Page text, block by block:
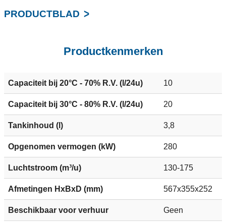
PRODUCTBLAD
Productkenmerken
Capaciteit bij 20°C - 70% R.V. (l/24u) 10
Capaciteit bij 30°C - 80% R.V. (l/24u) 20
Tankinhoud (l) 3,8
Opgenomen vermogen (kW) 280
Luchtstroom (m³/u) 130-175
Afmetingen HxBxD (mm) 567x355x252
Beschikbaar voor verhuur Geen